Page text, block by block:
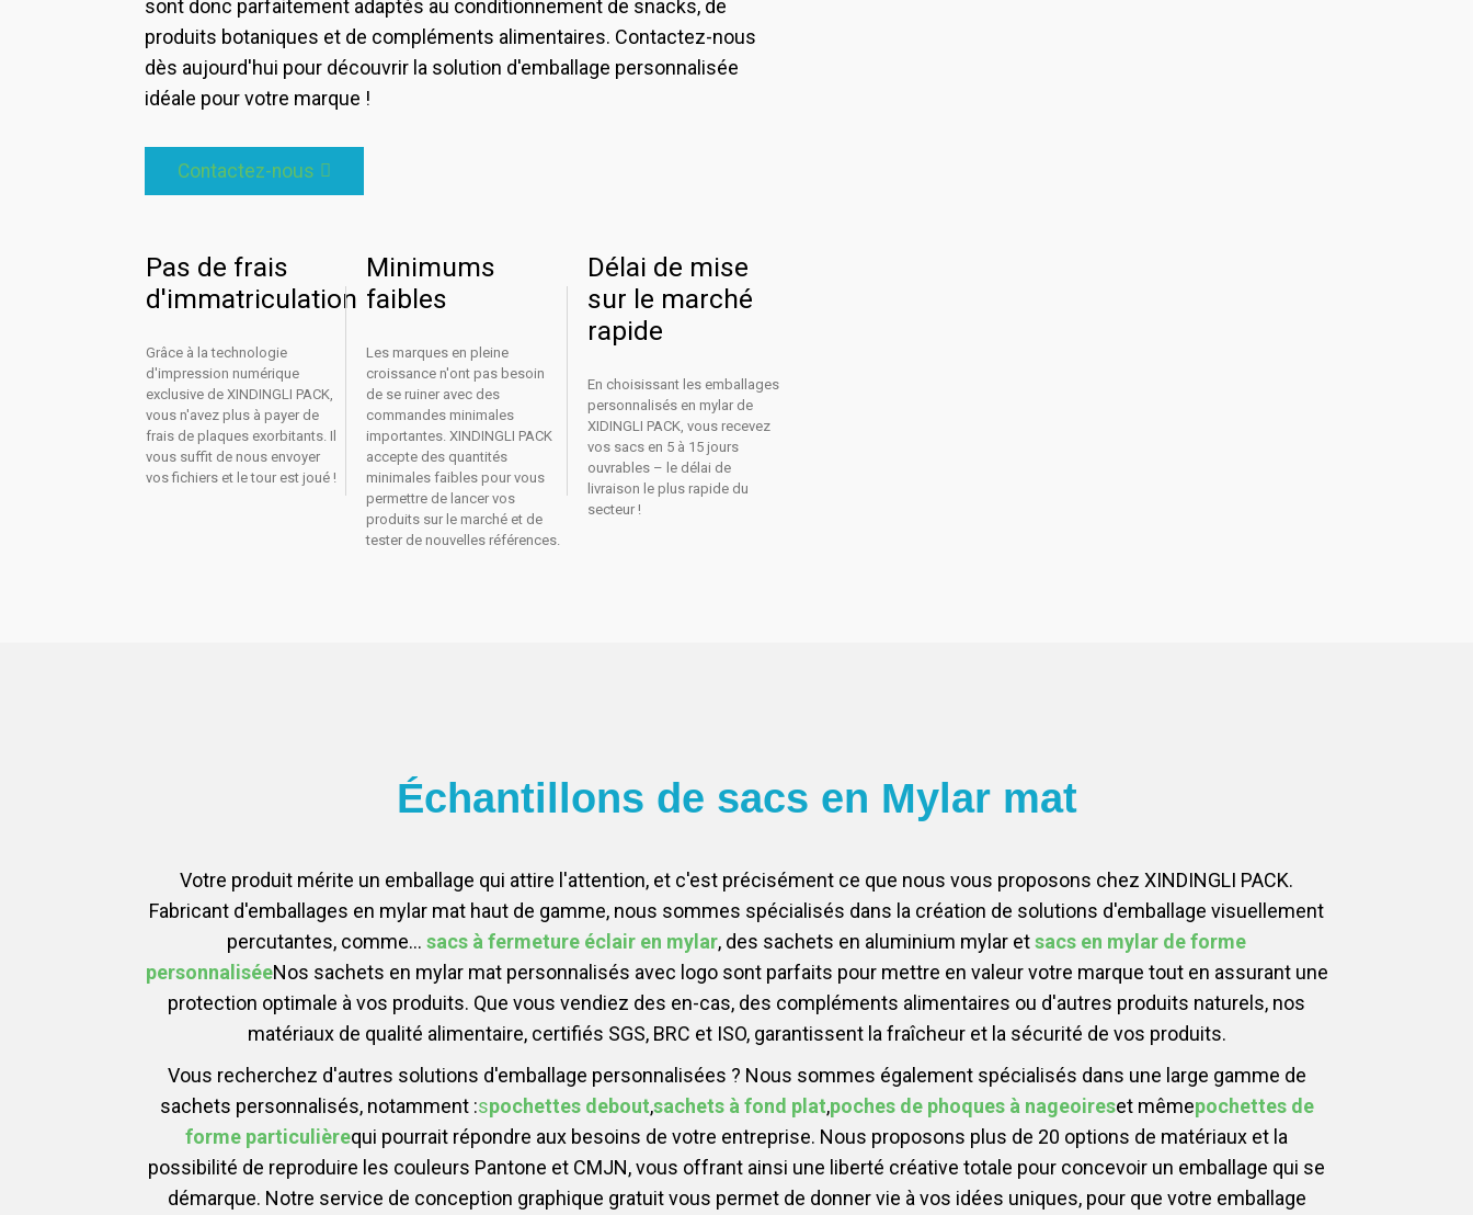
sont donc parfaitement adaptés au conditionnement de snacks, de
produits botaniques et de compléments alimentaires. Contactez-nous
dès aujourd'hui pour découvrir la solution d'emballage personnalisée
idéale pour votre marque !
Contactez-nous
Pas de frais
d'immatriculation
Grâce à la technologie
d'impression numérique
exclusive de XINDINGLI PACK,
vous n'avez plus à payer de
frais de plaques exorbitants. Il
vous suffit de nous envoyer
vos fichiers et le tour est joué !
Minimums
faibles
Les marques en pleine
croissance n'ont pas besoin
de se ruiner avec des
commandes minimales
importantes. XINDINGLI PACK
accepte des quantités
minimales faibles pour vous
permettre de lancer vos
produits sur le marché et de
tester de nouvelles références.
Délai de mise
sur le marché
rapide
En choisissant les emballages
personnalisés en mylar de
XIDINGLI PACK, vous recevez
vos sacs en 5 à 15 jours
ouvrables – le délai de
livraison le plus rapide du
secteur !
Échantillons de sacs en Mylar mat
Votre produit mérite un emballage qui attire l'attention, et c'est précisément ce que nous vous proposons chez XINDINGLI PACK.
Fabricant d'emballages en mylar mat haut de gamme, nous sommes spécialisés dans la création de solutions d'emballage visuellement
percutantes, comme… sacs à fermeture éclair en mylar, des sachets en aluminium mylar etsacs en mylar de forme
personnaliséeNos sachets en mylar mat personnalisés avec logo sont parfaits pour mettre en valeur votre marque tout en assurant une
protection optimale à vos produits. Que vous vendiez des en-cas, des compléments alimentaires ou d'autres produits naturels, nos
matériaux de qualité alimentaire, certifiés SGS, BRC et ISO, garantissent la fraîcheur et la sécurité de vos produits.
Vous recherchez d'autres solutions d'emballage personnalisées ? Nous sommes également spécialisés dans une large gamme de
sachets personnalisés, notamment :spochettes debout,sachets à fond plat,poches de phoques à nageoireset mêmepochettes de
forme particulièrequi pourrait répondre aux besoins de votre entreprise. Nous proposons plus de 20 options de matériaux et la
possibilité de reproduire les couleurs Pantone et CMJN, vous offrant ainsi une liberté créative totale pour concevoir un emballage qui se
démarque. Notre service de conception graphique gratuit vous permet de donner vie à vos idées uniques, pour que votre emballage